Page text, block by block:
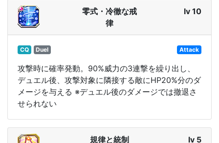
零式・冷徹な戒
律
lv 10
CQ Duel Attack
攻撃時に確率発動。90%威力の3連撃を繰り出し、
デュエル後、攻撃対象に隣接する敵にHP20%分のダ
メージを与える ※デュエル後のダメージでは撤退さ
せられない
規律と統制 lv 5